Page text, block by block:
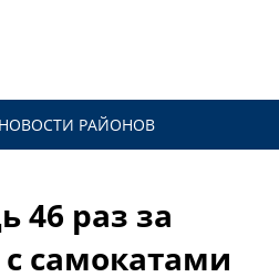
НОВОСТИ РАЙОНОВ
46 раз за
самокатами